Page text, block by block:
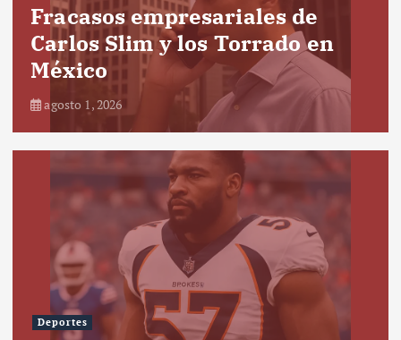
Fracasos empresariales de
Carlos Slim y los Torrado en
México
agosto 1, 2026
Deportes